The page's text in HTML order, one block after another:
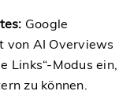
Google
von AI Overviews
Links“-Modus ein,
zu können.